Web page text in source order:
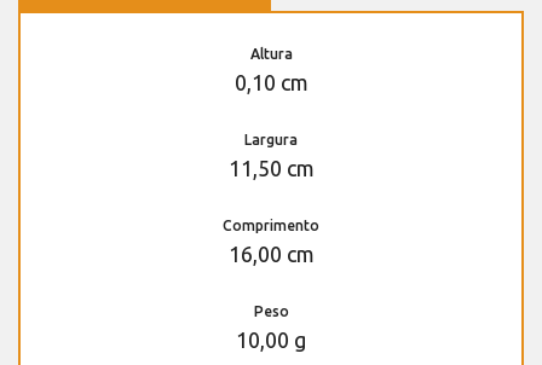
Altura
0,10 cm
Largura
11,50 cm
Comprimento
16,00 cm
Peso
10,00 g